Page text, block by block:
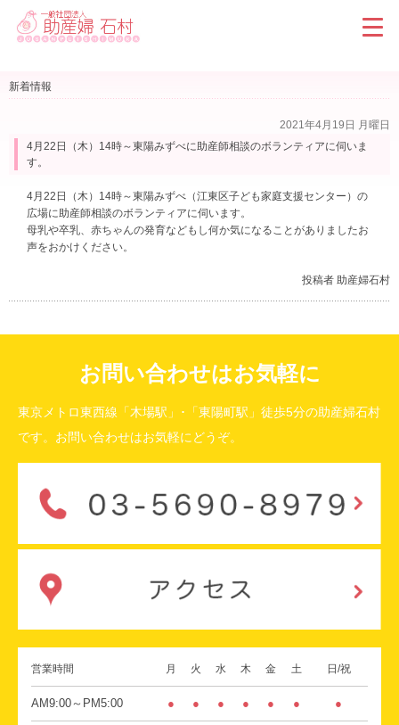
新着情報
2021年4月19日 月曜日
4月22日（木）14時～東陽みずべに助産師相談のボランティアに伺いま
す。
4月22日（木）14時～東陽みずべ（江東区子ども家庭支援センター）の
広場に助産師相談のボランティアに伺います。
母乳や卒乳、赤ちゃんの発育などもし何か気になることがありましたお
声をおかけください。
投稿者 助産婦石村
お問い合わせはお気軽に
東京メトロ東西線「木場駅」･「東陽町駅」徒歩5分の助産婦石村
です。お問い合わせはお気軽にどうぞ。
営業時間 月 火 水 木 金 土 日/祝
AM9:00～PM5:00 ● ● ● ● ● ● ●